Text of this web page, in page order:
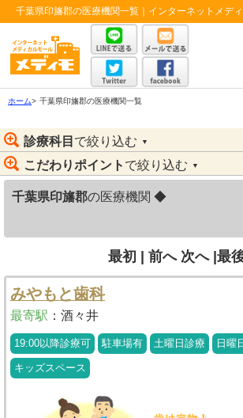
千葉県印旛郡の医療機関一覧｜インターネットメデ
ホーム> 千葉県印旛郡の医療機関一覧
診療科目 で絞り込む ▼
こだわりポイント で絞り込む ▼
千葉県印旛郡の医療機関 ◆
最初 | 前へ 次へ|最
みやもと歯科
最寄駅 ： 酒々井
19:00以降診療可 駐車場有 土曜日診療 日曜
キッズスペース